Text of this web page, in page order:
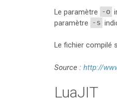
Le paramètre -o
paramètre -s
Le fichier compilé
Source : http://
LuaJIT